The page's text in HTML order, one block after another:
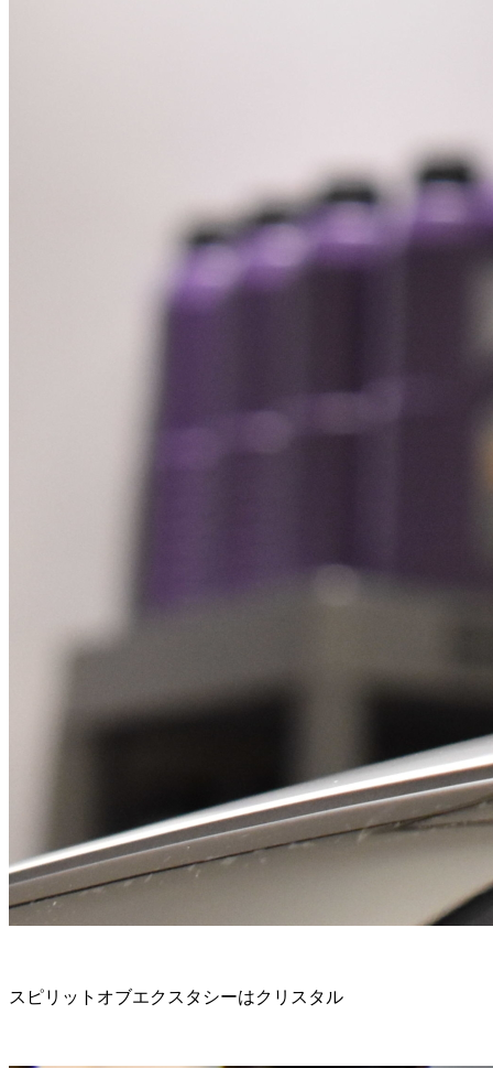
スピリットオブエクスタシーはクリスタル